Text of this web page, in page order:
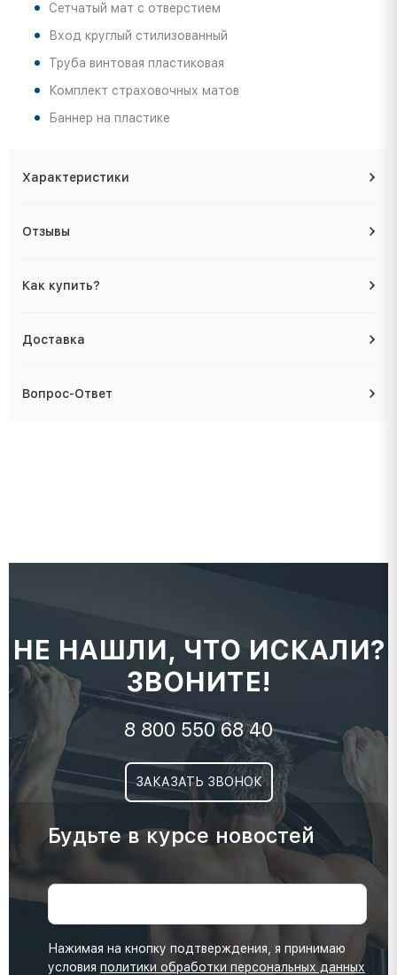
Сетчатый мат с отверстием
Вход круглый стилизованный
Труба винтовая пластиковая
Комплект страховочных матов
Баннер на пластике
Характеристики
Отзывы
Как купить?
Доставка
Вопрос-Ответ
НЕ НАШЛИ, ЧТО ИСКАЛИ?
ЗВОНИТЕ!
8 800 550 68 40
ЗАКАЗАТЬ ЗВОНОК
Будьте в курсе новостей
Нажимая на кнопку подтверждения, я принимаю
условия политики обработки персональных данных